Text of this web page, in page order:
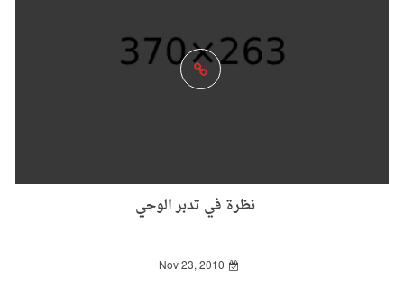
نظرة في تدبر الوحي
Nov 23, 2010